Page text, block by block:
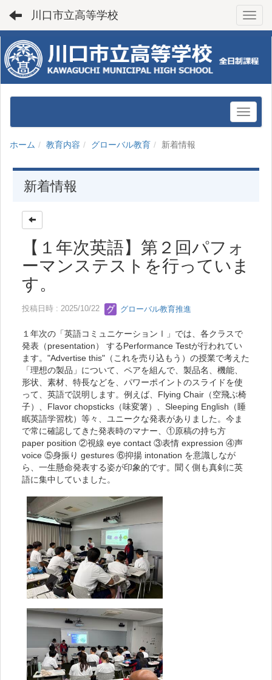
川口市立高等学校
ホーム 教育内容 グローバル教育 新着情報
新着情報
【１年次英語】第２回パフォ
ーマンステストを行っていま
す。
投稿日時 : 2025/10/22 グローバル教育推進
１年次の「英語コミュニケーションⅠ」では、各クラスで
発表（presentation） するPerformance Testが行われてい
ます。"Advertise this"（これを売り込もう）の授業で考えた
「理想の製品」について、ペアを組んで、製品名、機能、
形状、素材、特長などを、パワーポイントのスライドを使
って、英語で説明します。例えば、Flying Chair（空飛ぶ椅
子）、Flavor chopsticks（味変箸）、Sleeping English（睡
眠英語学習枕）等々、ユニークな発表がありました。今ま
で常に確認してきた発表時のマナー、①原稿の持ち方
paper position ②視線 eye contact ③表情 expression ④声
voice ⑤身振り gestures ⑥抑揚 intonation を意識しなが
ら、一生懸命発表する姿が印象的です。聞く側も真剣に英
語に集中していました。